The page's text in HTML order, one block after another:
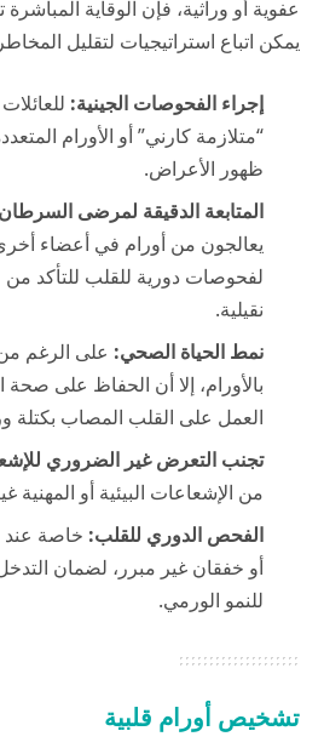
عفوية أو وراثية، فإن الوقاية
يمكن اتباع استراتيجيات لتقليل
إجراء الفحوصات الجينية:
“متلازمة كارني” أو الأورام
ظهور الأعراض.
المتابعة الدقيقة لمرضى
يعالجون من أورام في أعضاء
لفحوصات دورية للقلب للتأكد من
نقيلية.
نمط الحياة الصحي: على الرغم
بالأورام، إلا أن الحفاظ على
العمل على القلب المصاب بكتلة
تجنب التعرض غير الضروري
من الإشعاعات البيئية أو المهنية
الفحص الدوري للقلب: خاصة عند
أو خفقان غير مبرر، لضمان
للنمو الورمي.
تشخيص أورام قلبية